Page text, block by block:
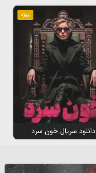
ویژه
دانلود سریال خون سرد